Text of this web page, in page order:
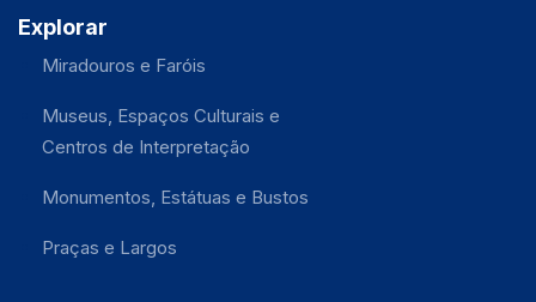
Explorar
Miradouros e Faróis
Museus, Espaços Culturais e
Centros de Interpretação
Monumentos, Estátuas e Bustos
Praças e Largos